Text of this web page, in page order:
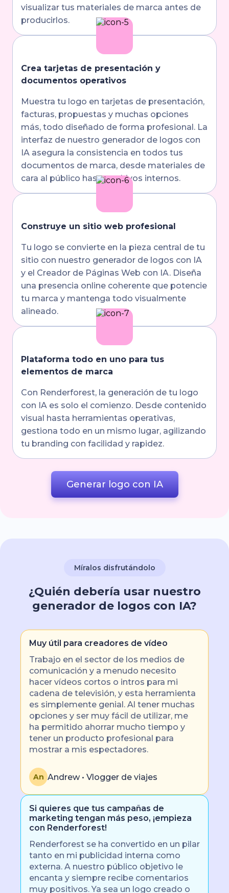
visualizar tus materiales de marca antes de
producirlos.
Crea tarjetas de presentación y
documentos operativos
Muestra tu logo en tarjetas de presentación,
facturas, propuestas y muchas opciones
más, todo diseñado de forma profesional. La
interfaz de nuestro generador de logos con
IA asegura la consistencia en todos tus
documentos de marca, desde materiales de
cara al público hasta archivos internos.
Construye un sitio web profesional
Tu logo se convierte en la pieza central de tu
sitio con nuestro generador de logos con IA
y el Creador de Páginas Web con IA. Diseña
una presencia online coherente que potencie
tu marca y mantenga todo visualmente
alineado.
Plataforma todo en uno para tus
elementos de marca
Con Renderforest, la generación de tu logo
con IA es solo el comienzo. Desde contenido
visual hasta herramientas operativas,
gestiona todo en un mismo lugar, agilizando
tu branding con facilidad y rapidez.
Generar logo con IA
Míralos disfrutándolo
¿Quién debería usar nuestro
generador de logos con IA?
Muy útil para creadores de vídeo
Trabajo en el sector de los medios de
comunicación y a menudo necesito
hacer vídeos cortos o intros para mi
cadena de televisión, y esta herramienta
es simplemente genial. Al tener muchas
opciones y ser muy fácil de utilizar, me
ha permitido ahorrar mucho tiempo y
tener un producto profesional para
mostrar a mis espectadores.
An Andrew • Vlogger de viajes
Si quieres que tus campañas de
marketing tengan más peso, ¡empieza
con Renderforest!
Renderforest se ha convertido en un pilar
tanto en mi publicidad interna como
externa. A nuestro público objetivo le
encanta y siempre recibe comentarios
muy positivos. Ya sea un logo creado o